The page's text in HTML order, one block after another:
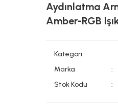
Aydınlatma
Amber-RGB
Kategori
Marka
Stok Kodu